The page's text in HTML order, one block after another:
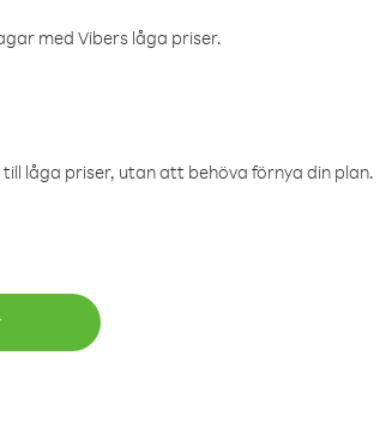
med Vibers låga priser.
låga priser, utan att behöva förnya din plan.